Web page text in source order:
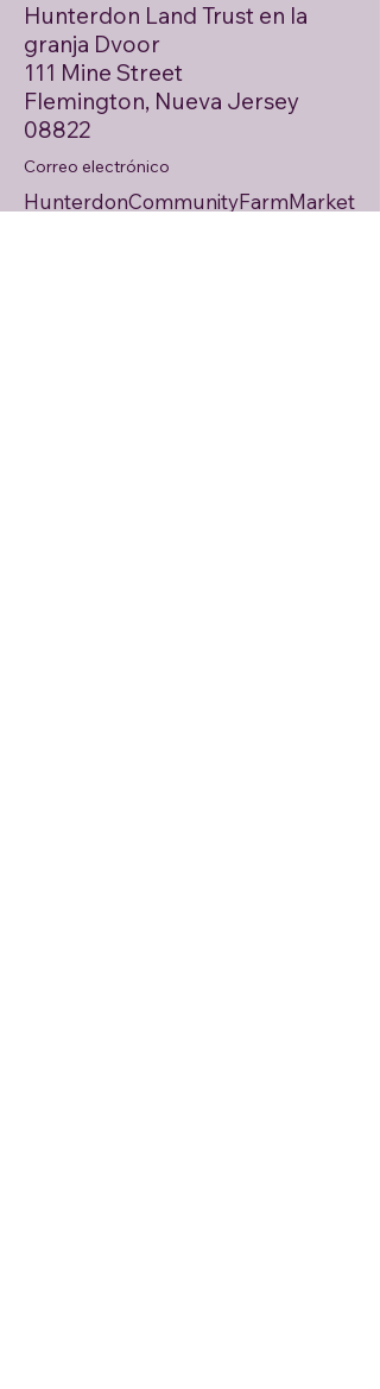
Hunterdon Land Trust en la
granja Dvoor
111 Mine Street
Flemington, Nueva Jersey
08822
Correo electrónico
HunterdonCommunityFarmMarket